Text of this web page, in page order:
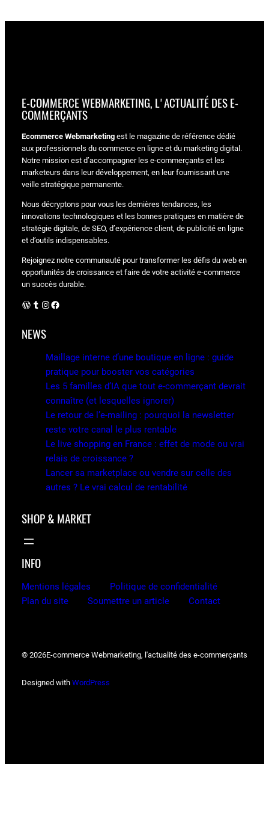
E-COMMERCE WEBMARKETING, L'ACTUALITÉ DES E-
COMMERÇANTS
Ecommerce Webmarketing est le magazine de référence dédié
aux professionnels du commerce en ligne et du marketing digital.
Notre mission est d’accompagner les e-commerçants et les
marketeurs dans leur développement, en leur fournissant une
veille stratégique permanente.
Nous décryptons pour vous les dernières tendances, les
innovations technologiques et les bonnes pratiques en matière de
stratégie digitale, de SEO, d’expérience client, de publicité en ligne
et d’outils indispensables.
Rejoignez notre communauté pour transformer les défis du web en
opportunités de croissance et faire de votre activité e-commerce
un succès durable.
WordPress Instagram Facebook
NEWS
Maillage interne d’une boutique en ligne : guide
pratique pour booster vos catégories
Les 5 familles d’IA que tout e-commerçant devrait
connaître (et lesquelles ignorer)
Le retour de l’e-mailing : pourquoi la newsletter
reste votre canal le plus rentable
Le live shopping en France : effet de mode ou vrai
relais de croissance ?
Lancer sa marketplace ou vendre sur celle des
autres ? Le vrai calcul de rentabilité
SHOP & MARKET
INFO
Mentions légales
Politique de confidentialité
Plan du site
Soumettre un article Contact
© 2026E-commerce Webmarketing, l'actualité des e-commerçants
Designed with WordPress